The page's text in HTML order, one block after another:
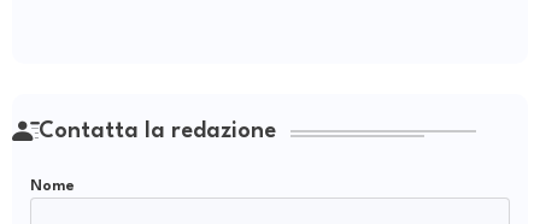
Contatta la redazione
Nome